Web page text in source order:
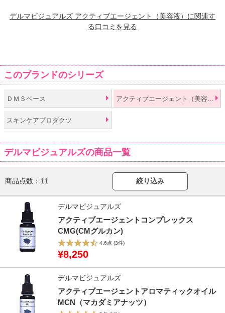
デルマビジュアルズ アクティブエージェント（美容液）に関連す
る口コミを見る
このブランドのシリーズ
ＤＭＳベース
スキンケアプロダクツ
デルマビジュアルズの商品一覧
商品点数： 11 絞り込み
デルマビジュアルズ
アクティブエージェントコンプレックス
CMG(CMグルカン)
4.6点 (3件)
¥8,250
デルマビジュアルズ
アクティブエージェントアロマティックオイル
MCN（マカダミアナッツ）